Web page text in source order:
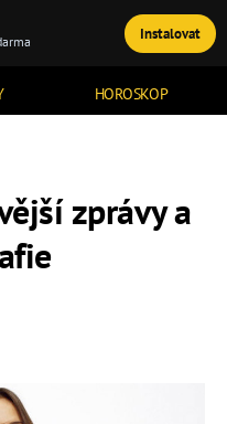
HOROSKOP
TÉMATA
zprávy a
Instalovat